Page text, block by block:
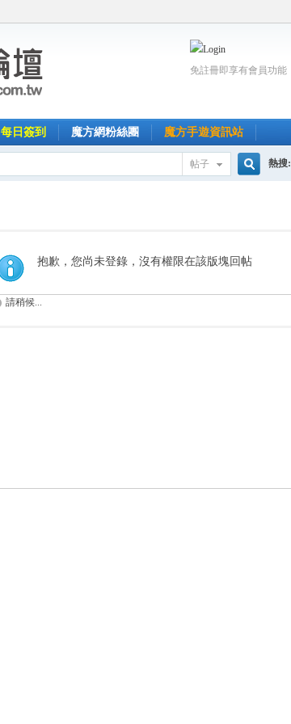
免註冊即享有會員功能
每日簽到 魔方網粉絲團 魔方手遊資訊站
帖子
索
熱搜:
抱歉，您尚未登錄，沒有權限在該版塊回帖
請稍候...